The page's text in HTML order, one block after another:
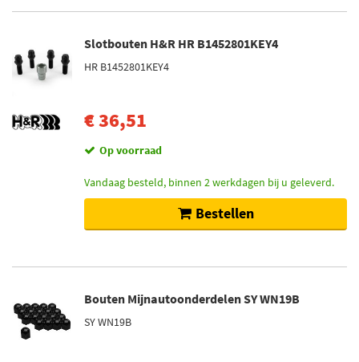
Slotbouten H&R HR B1452801KEY4
HR B1452801KEY4
€ 36,51
Op voorraad
Vandaag besteld, binnen 2 werkdagen bij u geleverd.
Bestellen
Bouten Mijnautoonderdelen SY WN19B
SY WN19B